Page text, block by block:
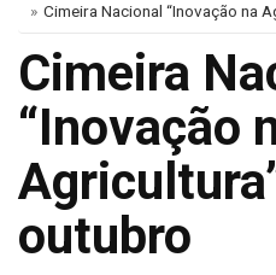
Cimeira Nacional “Inovação na
Cimeira
“Inovação
outubro